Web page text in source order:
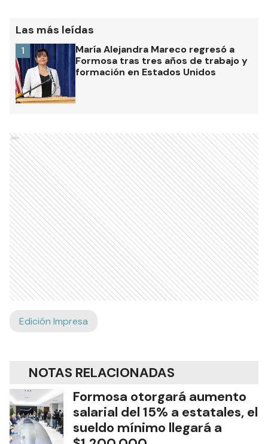
Las más leídas
María Alejandra Mareco regresó a
Formosa tras tres años de trabajo y
formación en Estados Unidos
1
Ads
Edición Impresa
NOTAS RELACIONADAS
Formosa otorgará aumento
salarial del 15% a estatales, el
sueldo mínimo llegará a